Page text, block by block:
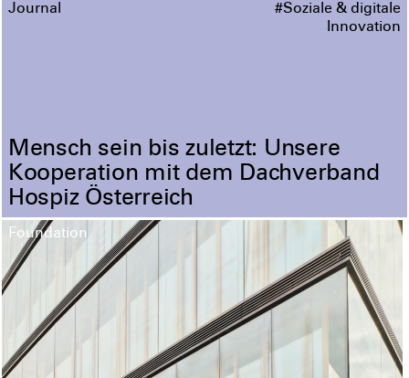
Journal
#Soziale & digitale
Innovation
Mensch sein bis zuletzt: Unsere
Kooperation mit dem Dachverband
Hospiz Österreich
Foundation